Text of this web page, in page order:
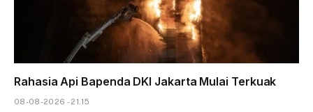
Rahasia Api Bapenda DKI Jakarta Mulai Terkuak
08-08-2026 - 21.15